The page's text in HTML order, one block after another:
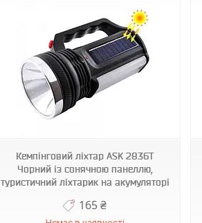
Кемпінговий ліхтар ASK 2836T
Чорний із сонячною панеллю,
туристичний ліхтарик на акумуляторі
165 ₴
1001762-Violet